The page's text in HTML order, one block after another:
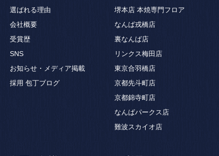
選ばれる理由
会社概要
受賞歴
SNS
お知らせ・メディア掲載
採用 包丁ブログ
堺本店 本焼専門フロア
なんば戎橋店
裏なんば店
リンクス梅田店
東京合羽橋店
京都先斗町店
京都錦寺町店
なんばパークス店
難波スカイオ店